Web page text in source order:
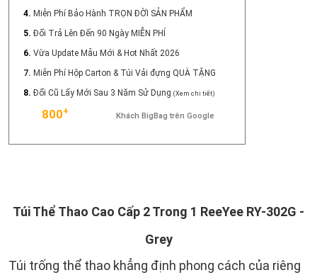
4. Miễn Phí Bảo Hành TRỌN ĐỜI SẢN PHẨM
5. Đổi Trả Lên Đến 90 Ngày MIỄN PHÍ
6. Vừa Update Mẫu Mới & Hot Nhất 2026
7. Miễn Phí Hộp Carton & Túi Vải đựng QUÀ TẶNG
8. Đổi Cũ Lấy Mới Sau 3 Năm Sử Dụng (Xem chi tiết)
800+ Khách BigBag trên Google
Túi Thể Thao Cao Cấp 2 Trong 1 ReeYee RY-302G -
Grey
Túi trống thể thao khẳng định phong cách của riêng